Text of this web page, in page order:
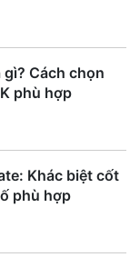
Cách chọn
phù hợp
Khác biệt cốt
phù hợp